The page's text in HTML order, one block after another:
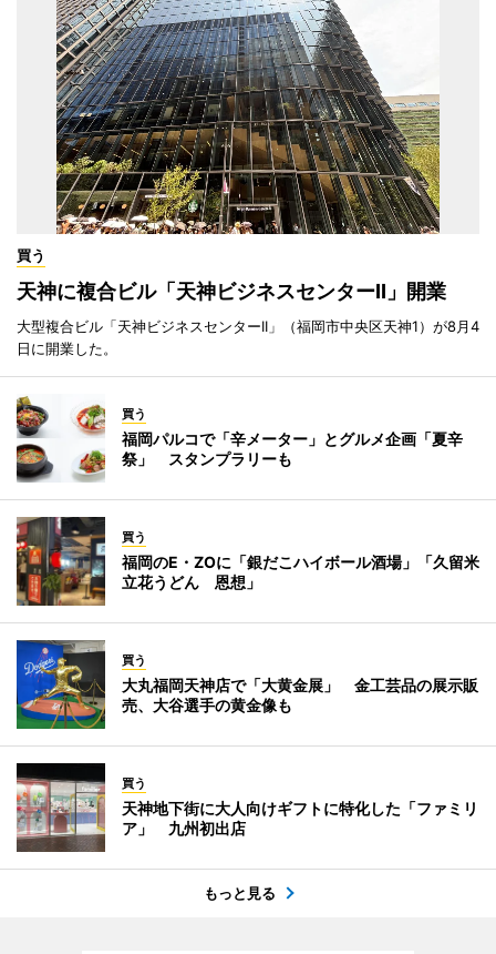
買う
天神に複合ビル「天神ビジネスセンターII」開業
大型複合ビル「天神ビジネスセンターII」（福岡市中央区天神1）が8月4
日に開業した。
買う
福岡パルコで「辛メーター」とグルメ企画「夏辛
祭」 スタンプラリーも
買う
福岡のE・ZOに「銀だこハイボール酒場」「久留米
立花うどん 恩想」
買う
大丸福岡天神店で「大黄金展」 金工芸品の展示販
売、大谷選手の黄金像も
買う
天神地下街に大人向けギフトに特化した「ファミリ
ア」 九州初出店
もっと見る